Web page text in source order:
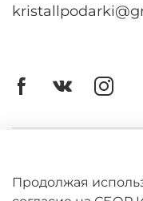
Оферта
Продолжая